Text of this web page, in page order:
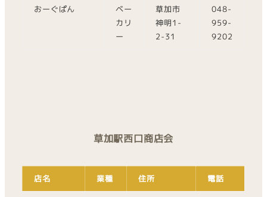
おーぐぱん
ベー
カリ
ー
草加市
神明1-
2-31
048-
959-
9202
草加駅西口商店会
店名 業種 住所 電話